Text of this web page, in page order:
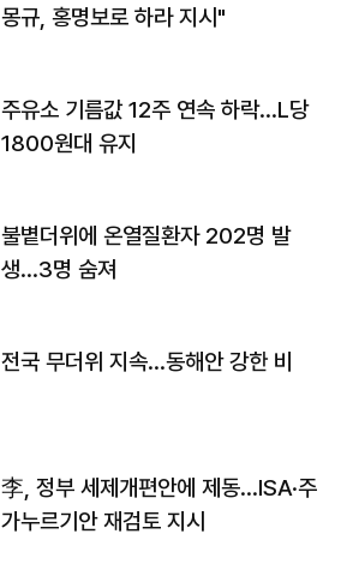
몽규, 홍명보로 하라 지시"
주유소 기름값 12주 연속 하락…L당
1800원대 유지
불볕더위에 온열질환자 202명 발
생…3명 숨져
전국 무더위 지속…동해안 강한 비
李, 정부 세제개편안에 제동…ISA·주
가누르기안 재검토 지시